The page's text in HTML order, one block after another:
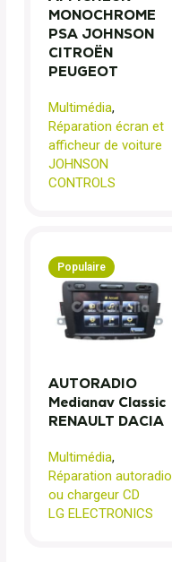
MONOCHROME
PSA JOHNSON
CITROËN
PEUGEOT
Multimédia,
Réparation écran et
afficheur de voiture
JOHNSON
CONTROLS
Populaire
AUTORADIO
Medianav Classic
RENAULT DACIA
Multimédia,
Réparation autoradio
ou chargeur CD
LG ELECTRONICS